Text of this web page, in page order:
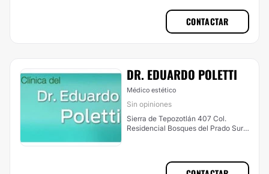
CONTACTAR
DR. EDUARDO POLETTI
Médico estético
Sin opiniones
Sierra de Tepozotlán 407 Col.
Residencial Bosques del Prado Sur,